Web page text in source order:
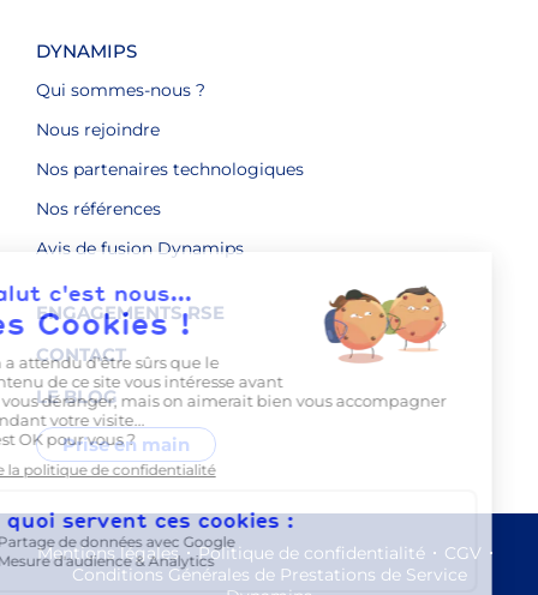
DYNAMIPS
Qui sommes-nous ?
Nous rejoindre
Nos partenaires technologiques
Nos références
Avis de fusion Dynamips
ENGAGEMENTS RSE
CONTACT
LE BLOG
Prise en main
Mentions légales Politique de confidentialité
CGV
Conditions Générales de Prestations de Service